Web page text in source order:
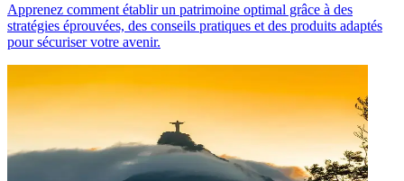
Apprenez comment établir un patrimoine optimal grâce à des
stratégies éprouvées, des conseils pratiques et des produits adaptés
pour sécuriser votre avenir.